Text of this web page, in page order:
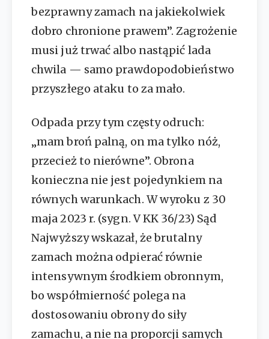
bezprawny zamach na jakiekolwiek
dobro chronione prawem”. Zagrożenie
musi już trwać albo nastąpić lada
chwila — samo prawdopodobieństwo
przyszłego ataku to za mało.
Odpada przy tym częsty odruch:
„mam broń palną, on ma tylko nóż,
przecież to nierówne”. Obrona
konieczna nie jest pojedynkiem na
równych warunkach. W wyroku z 30
maja 2023 r. (sygn. V KK 36/23) Sąd
Najwyższy wskazał, że brutalny
zamach można odpierać równie
intensywnym środkiem obronnym,
bo współmierność polega na
dostosowaniu obrony do siły
zamachu, a nie na proporcji samych